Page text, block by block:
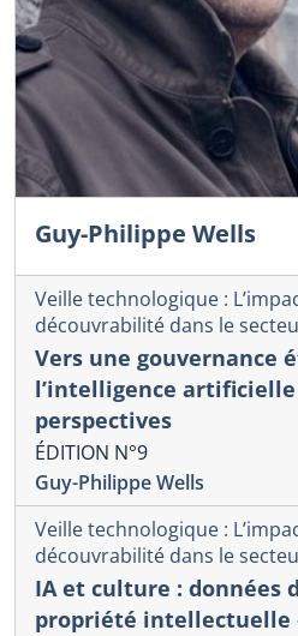
Guy-Philippe Wells
Veille technologique :
découvrabilité dans le
Vers une gouvernance
l’intelligence
perspectives
ÉDITION N°9
Guy-Philippe Wells
Veille technologique :
découvrabilité dans le
IA et culture : données
propriété intellectuelle